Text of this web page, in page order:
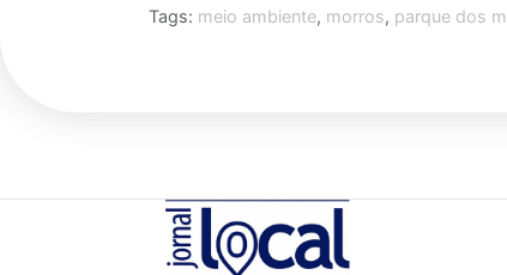
Tags: meio ambiente, morros, parque dos